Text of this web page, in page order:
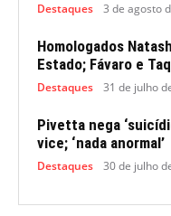
Destaques 3 de agosto
Homologados
Estado; Fávaro e
Destaques 31 de julho
Pivetta nega
vice; ‘nada anormal’
Destaques 30 de julho